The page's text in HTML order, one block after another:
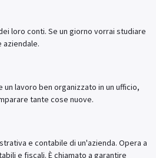
loro conti. Se un giorno vorrai studiare
aziendale.
lavoro ben organizzato in un ufficio,
tante cose nuove.
e contabile di un'azienda. Opera a
e fiscali. È chiamato a garantire